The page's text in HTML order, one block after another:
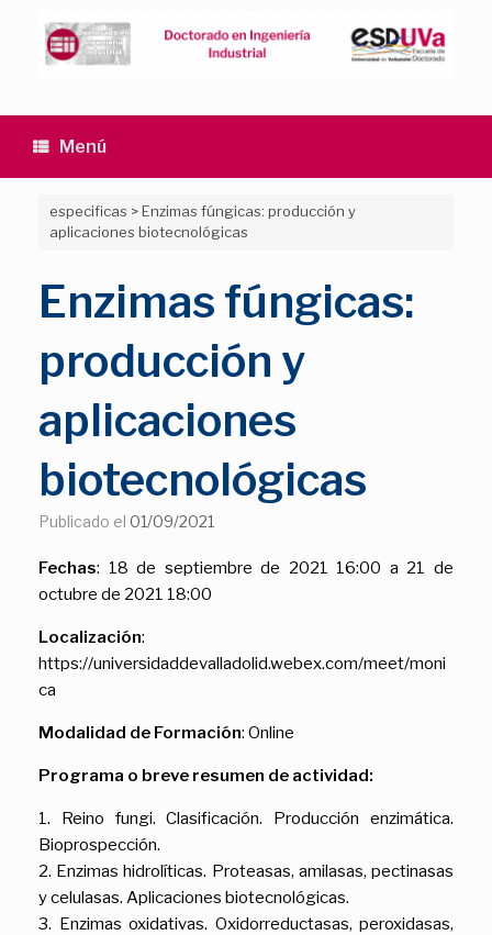
contenido
Menú
especificas >Enzimas fúngicas: producción y
aplicaciones biotecnológicas
Enzimas fúngicas:
producción y
aplicaciones
biotecnológicas
Publicado el 01/09/2021
Fechas: 18 de septiembre de 2021 16:00 a 21 de
octubre de 2021 18:00
Localización:
https://universidaddevalladolid.webex.com/meet/moni
ca
Modalidad de Formación: Online
Programa o breve resumen de actividad:
1. Reino fungi. Clasificación. Producción enzimática.
Bioprospección.
2. Enzimas hidrolíticas. Proteasas, amilasas, pectinasas
y celulasas. Aplicaciones biotecnológicas.
3. Enzimas oxidativas. Oxidorreductasas, peroxidasas,